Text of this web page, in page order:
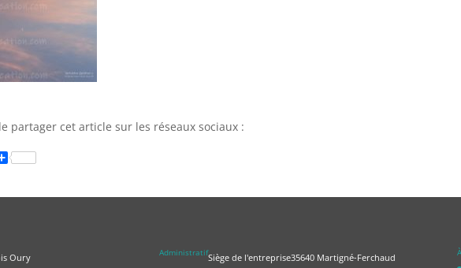
partager cet article sur les réseaux sociaux :
Partager
Oury
AdministratifSiège de l'entreprise35640 Martigné-Ferchaud